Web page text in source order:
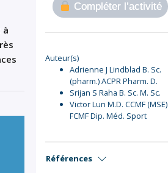
à
Compléter l’activité
Auteur(s)
Adrienne J Lindblad B. Sc.
(pharm.) ACPR Pharm. D.
Srijan S Raha B. Sc. M. Sc.
Victor Lun M.D. CCMF (MSE)
FCMF Dip. Méd. Sport
Références